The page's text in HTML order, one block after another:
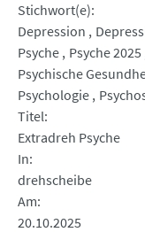
Stichwort(e)
Depression
Psyche Psyche 2025
Psychische
Psychologie
Titel
Extradreh Psyche
In
drehscheibe
Am
20.10.2025